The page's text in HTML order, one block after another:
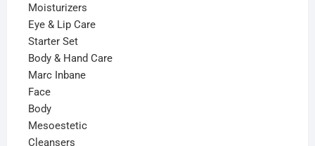
Moisturizers
Eye & Lip Care
Starter Set
Body & Hand Care
Marc Inbane
Face
Body
Mesoestetic
Cleansers